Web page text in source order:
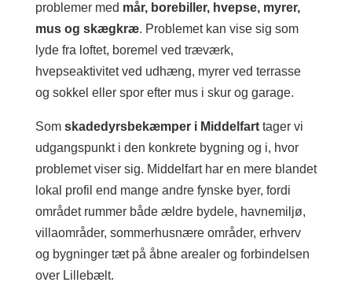
problemer med mår, borebiller, hvepse, myrer,
mus og skægkræ. Problemet kan vise sig som
lyde fra loftet, boremel ved træværk,
hvepseaktivitet ved udhæng, myrer ved terrasse
og sokkel eller spor efter mus i skur og garage.
Som skadedyrsbekæmper i Middelfarttager vi
udgangspunkt i den konkrete bygning og i, hvor
problemet viser sig. Middelfart har en mere blandet
lokal profil end mange andre fynske byer, fordi
området rummer både ældre bydele, havnemiljø,
villaområder, sommerhusnære områder, erhverv
og bygninger tæt på åbne arealer og forbindelsen
over Lillebælt.